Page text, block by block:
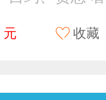
元 收藏